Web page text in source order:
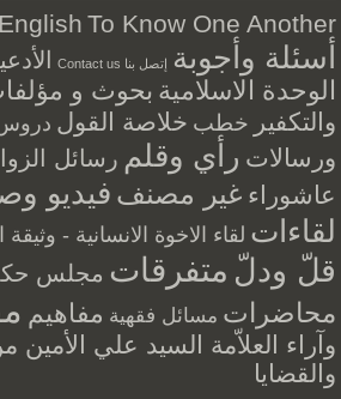
English To Know One Another
أسئلة وأجوبة إتصل بنا Contact us
الوحدة الاسلامية بحوث و
والتكفير خطب خلاصة القول
ورسالات رأي وقلم رسائل
عاشوراء غير مصنف فيديو
لقاءات لقاء الاخوة الانسانية - وثيقة
قلّ ودلّ متفرقات مجلس
محاضرات مسائل فقهية مفاهيم
وآراء العلاّمة السيد علي الأمين
والقضايا